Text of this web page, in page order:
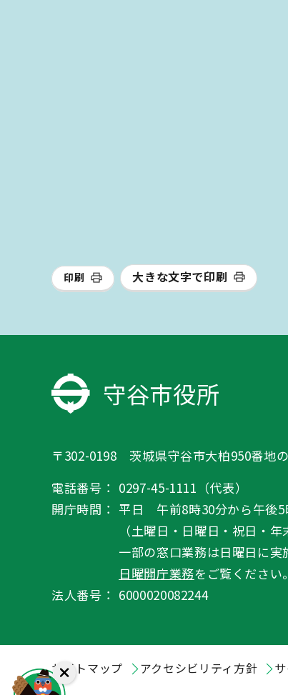
印刷 大きな文字で印刷
守谷市役所
〒302-0198 茨城県守谷市大柏950番地
電話番号： 0297-45-1111（代表）
開庁時間： 平日 午前8時30分から午後5
（土曜日・日曜日・祝日・年
一部の窓口業務は日曜日に実
日曜開庁業務をご覧ください。
法人番号： 6000020082244
サイトマップ アクセシビリティ方針